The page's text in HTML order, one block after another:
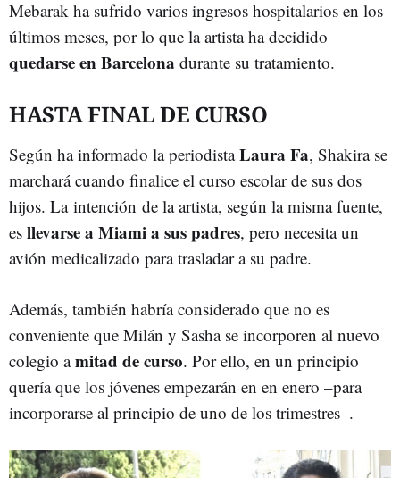
Mebarak ha sufrido varios ingresos hospitalarios en los
últimos meses, por lo que la artista ha decidido
quedarse en Barcelona durante su tratamiento.
HASTA FINAL DE CURSO
Según ha informado la periodistaLaura Fa, Shakira se
marchará cuando finalice el curso escolar de sus dos
hijos. La intención de la artista, según la misma fuente,
es llevarse a Miami a sus padres, pero necesita un
avión medicalizado para trasladar a su padre.
Además, también habría considerado que no es
conveniente que Milán y Sasha se incorporen al nuevo
colegio amitad de curso. Por ello, en un principio
quería que los jóvenes empezarán en en enero –para
incorporarse al principio de uno de los trimestres–.